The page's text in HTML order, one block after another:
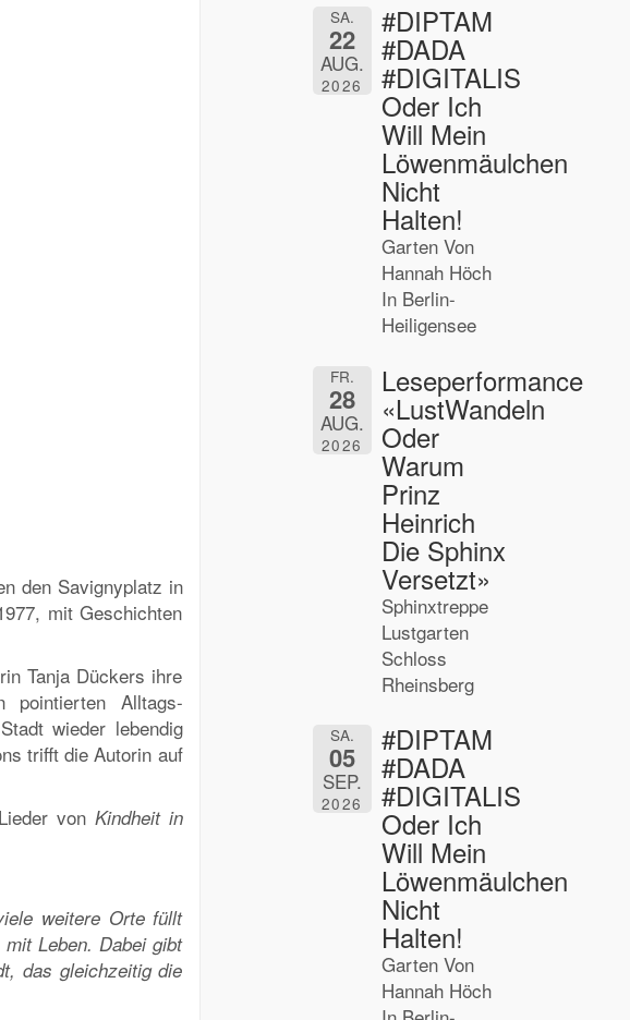
den Savignyplatz in
mit Geschichten
Tanja Dückers ihre
pointierten Alltags-
wieder lebendig
trifft die Autorin auf
von Kindheit in
weitere Orte füllt
Leben. Dabei gibt
das gleichzeitig die
SA.
22
AUG.
2026
#DIPTAM
#DADA
#DIGITALIS
Oder Ich
Will Mein
Löwenmäulchen
Nicht
Halten!
Garten Von
Hannah Höch
In Berlin-
Heiligensee
FR.
28
AUG.
2026
Leseperformance
«LustWandeln
Oder
Warum
Prinz
Heinrich
Die Sphinx
Versetzt»
Sphinxtreppe
Lustgarten
Schloss
Rheinsberg
SA.
05
SEP.
2026
#DIPTAM
#DADA
#DIGITALIS
Oder Ich
Will Mein
Löwenmäulchen
Nicht
Halten!
Garten Von
Hannah Höch